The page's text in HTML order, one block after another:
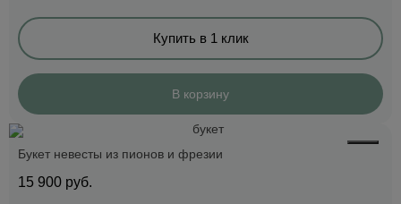
Купить в 1 клик
В корзину
Букет невесты из пионов и фрезии
15 900 руб.